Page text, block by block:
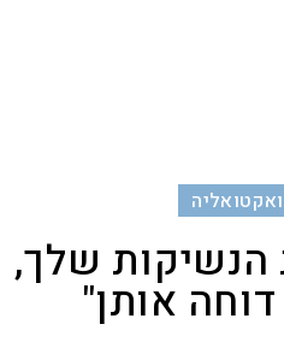
שלך,
אותן"